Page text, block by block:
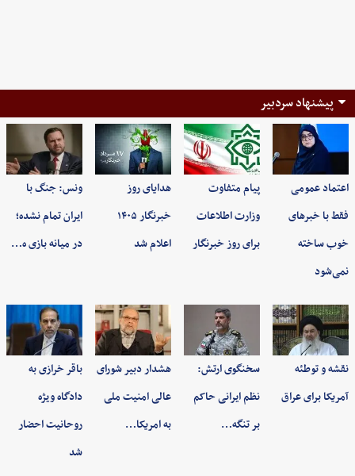
پیشنهاد سردبیر
اعتماد عمومی
فقط با خبرهای
خوب ساخته
نمی‌شود
پیام متفاوت
وزارت اطلاعات
برای روز خبرنگار
هدایای روز
خبرنگار ۱۴۰۵
اعلام شد
ونس: جنگ با
ایران تمام نشده؛
در میانه بازی ه…
نقشه و توطئه
آمریکا برای عراق
سخنگوی ارتش:
نظم ایرانی حاکم
بر تنگه…
هشدار دبیر شورای
عالی امنیت ملی
به امریکا…
باقر خرازی به
دادگاه ویژه
روحانیت احضار
شد